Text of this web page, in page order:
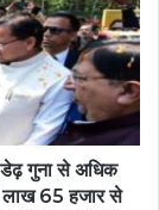
गुना से अधिक
लाख 65 हजार से